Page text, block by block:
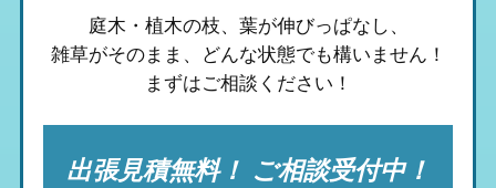
庭木・植木の枝、葉が伸びっぱなし、
雑草がそのまま、 どんな状態でも構いません！
まずはご相談ください！
出張見積無料！ ご相談受付中！